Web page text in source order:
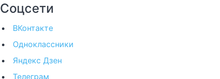
Соцсети
ВКонтакте
Одноклассники
Яндекс Дзен
Телеграм